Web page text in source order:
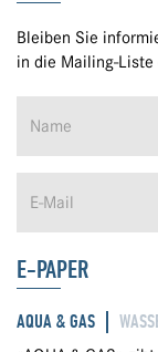
Bleiben Sie
in die Mailing-Liste
E-PAPER
AQUA & GAS